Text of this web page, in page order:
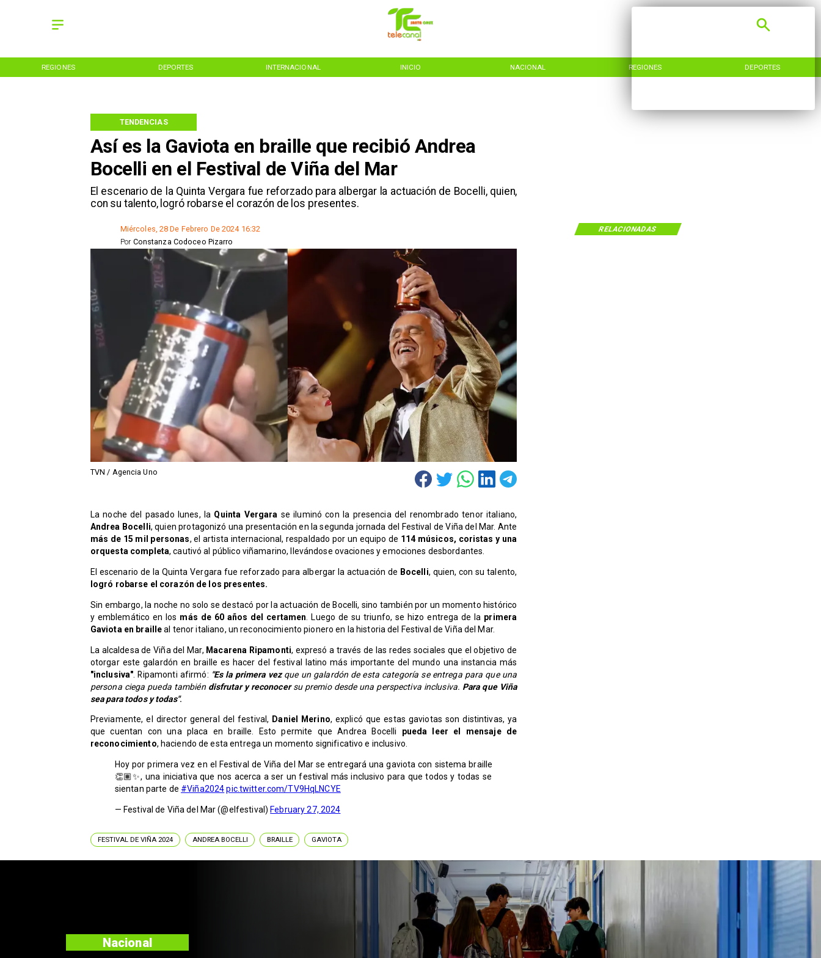
REGIONES DEPORTES INTERNACIONAL INICIO NACIONAL REGIONES DEPORTES
Así es la Gaviota en braille que recibió Andrea
Bocelli en el Festival de Viña del Mar
​​El escenario de la Quinta Vergara fue reforzado para albergar la actuación de Bocelli, quien,
con su talento, logró robarse el corazón de los presentes.
TENDENCIAS
RELACIONADAS
Miércoles, 28 De Febrero De 2024 16:32
Constanza Codoceo Pizarro
Por
TVN / Agencia Uno
​La noche del pasado lunes, la Quinta Vergara se iluminó con la presencia del renombrado tenor italiano,
Andrea Bocelli, quien protagonizó una presentación en la segunda jornada del Festival de Viña del Mar. Ante
más de 15 mil personas, el artista internacional, respaldado por un equipo de 114 músicos, coristas y una
orquesta completa, cautivó al público viñamarino, llevándose ovaciones y emociones desbordantes.
​El escenario de la Quinta Vergara fue reforzado para albergar la actuación de Bocelli, quien, con su talento,
logró robarse el corazón de los presentes.
​Sin embargo, la noche no solo se destacó por la actuación de Bocelli, sino también por un momento histórico
y emblemático en los más de 60 años del certamen . Luego de su triunfo, se hizo entrega de la primera
Gaviota en brailleal tenor italiano, un reconocimiento pionero en la historia del Festival de Viña del Mar.
​La alcaldesa de Viña del Mar, Macarena Ripamonti, expresó a través de las redes sociales que el objetivo de
otorgar este galardón en braille es hacer del festival latino más importante del mundo una instancia más
"inclusiva" . Ripamonti afirmó: "Es la primera vezque un galardón de esta categoría se entrega para que una
persona ciega pueda también disfrutar y reconocersu premio desde una perspectiva inclusiva. Para que Viña
sea para todos y todas".
​Previamente, el director general del festival, Daniel Merino, explicó que estas gaviotas son distintivas, ya
que cuentan con una placa en braille. Esto permite que Andrea Bocelli pueda leer el mensaje de
reconocimiento, haciendo de esta entrega un momento significativo e inclusivo.
Hoy por primera vez en el Festival de Viña del Mar se entregará una gaviota con sistema braille
👏🏽✨, una iniciativa que nos acerca a ser un festival más inclusivo para que todos y todas se
sientan parte de #Viña2024 pic.twitter.com/TV9HqLNCYE
— Festival de Viña del Mar (@elfestival) February 27, 2024
FESTIVAL DE VIÑA 2024 ANDREA BOCELLI BRAILLE GAVIOTA
Regiones